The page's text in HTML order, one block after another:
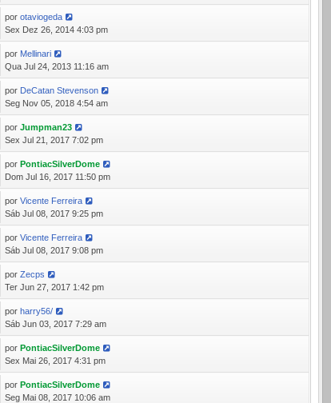
porotaviogeda
Sex Dez 26, 2014 4:03 pm
por Mellinari
Qua Jul 24, 2013 11:16 am
por DeCatan Stevenson
Seg Nov 05, 2018 4:54 am
porJumpman23
Sex Jul 21, 2017 7:02 pm
porPontiacSilverDome
Dom Jul 16, 2017 11:50 pm
porVicente Ferreira
Sáb Jul 08, 2017 9:25 pm
porVicente Ferreira
Sáb Jul 08, 2017 9:08 pm
porZecps
Ter Jun 27, 2017 1:42 pm
porharry56/
Sáb Jun 03, 2017 7:29 am
porPontiacSilverDome
Sex Mai 26, 2017 4:31 pm
porPontiacSilverDome
Seg Mai 08, 2017 10:06 am